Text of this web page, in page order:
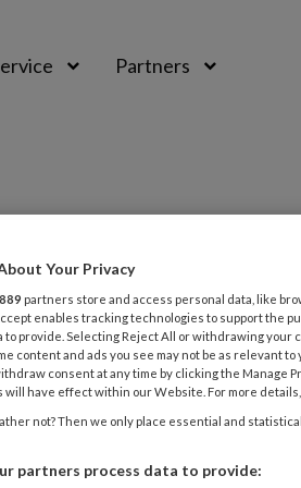
Partners
Opslaan Reacties 0
2, april 2025
Your Privacy
889 partners store and access personal data, like
enables tracking technologies to support the
to provide. Selecting Reject All or withdrawing your
content and ads you see may not be as relevant
consent at any time by clicking the Manage
will have effect within our Website. For more
not? Then we only place essential and
partners process data to provide: